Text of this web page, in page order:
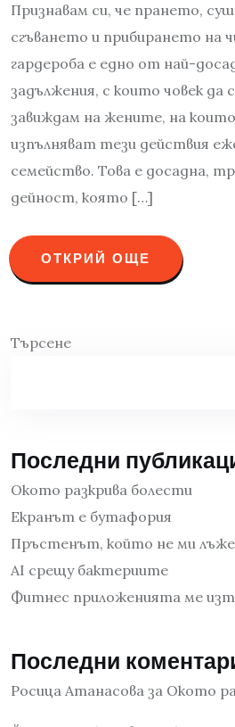
Признавам си, че прането,
сгъването и прибирането на
гардероба е едно от най-
задължения, с които човек да
завиждам на жените, на които
изпълняват тези действия
семейство. Това е досадна,
дейност, която […]
ОТКРИЙ ОЩЕ
Търсене
Последни
Окото разкрива болести
Екранът е бутафория
Пръстенът, който не ми лъже
AI срещу бактериите
Фитнес приложенията ме
Последни
Росица Атанасова за Окото